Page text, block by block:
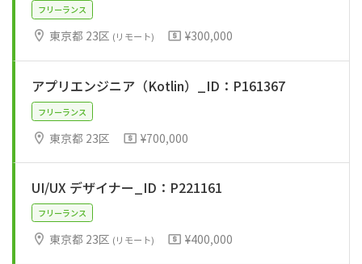
フリーランス
東京都 23区 (リモート) ¥300,000
アプリエンジニア（Kotlin）_ID：P161367
東京都 23区 ¥700,000
UI/UX デザイナー_ID：P221161
東京都 23区 (リモート) ¥400,000